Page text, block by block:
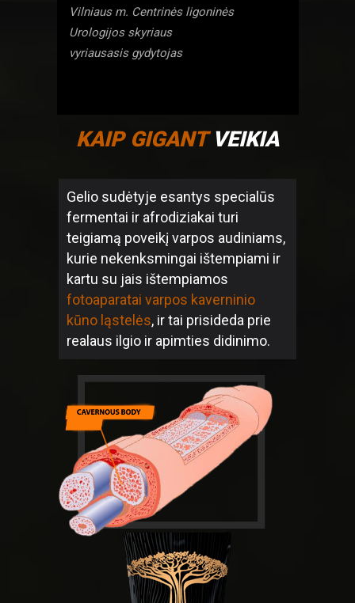
Vilniaus m. Centrinės ligoninės
Urologijos skyriaus
vyriausasis gydytojas
KAIP GIGANTVEIKIA
Gelio sudėtyje esantys specialūs
fermentai ir afrodiziakai turi
teigiamą poveikį varpos audiniams,
kurie nekenksmingai ištempiami ir
kartu su jais ištempiamos
fotoaparatai varpos kaverninio
kūno ląstelės, ir tai prisideda prie
realaus ilgio ir apimties didinimo.